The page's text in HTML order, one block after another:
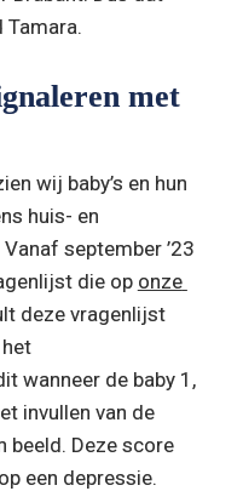
Tamara.
met
wij baby’s en hun
huis- en
september ’23
die op onze
deze vragenlijst
wanneer de baby 1,
invullen van de
beeld. Deze score
een depressie.